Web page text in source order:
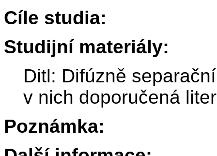
Cíle studia:
Studijní materiály:
Ditl: Difúzně
v nich doporučená
Poznámka: